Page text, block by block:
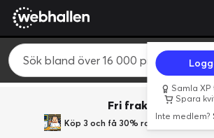
Samla
Spara
Inte medlem?
Fri frakt över 800
Köp 3 och få 30% rabatt med